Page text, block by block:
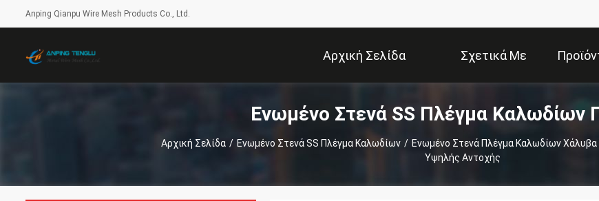
Anping Qianpu Wire Mesh Products Co., Ltd.
Αρχική Σελίδα Σχετικά Με
Εμάς
Ενωμένο Στενά SS Πλέγμα Καλωδίων
Αρχική Σελίδα / Ενωμένο Στενά SS Πλέγμα Καλωδίων / Ενωμένο Στενά Πλέγμα Καλωδίων
Υψηλής Αντοχής